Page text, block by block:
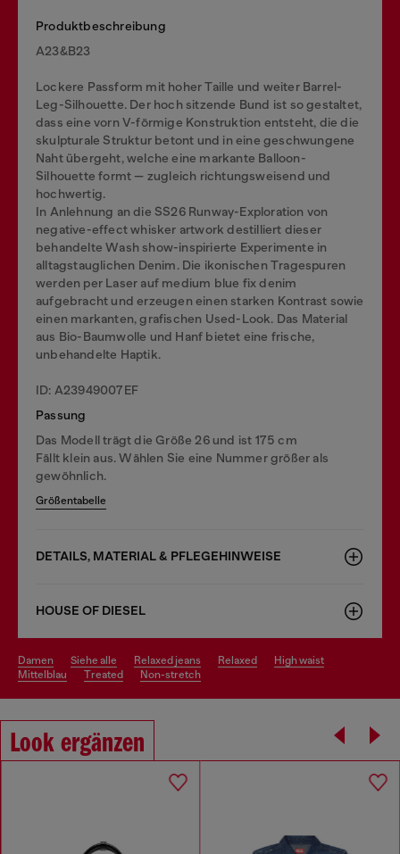
Produktbeschreibung
A23&B23
Lockere Passform mit hoher Taille und weiter Barrel-
Leg-Silhouette. Der hoch sitzende Bund ist so gestaltet,
dass eine vorn V-förmige Konstruktion entsteht, die die
skulpturale Struktur betont und in eine geschwungene
Naht übergeht, welche eine markante Balloon-
Silhouette formt — zugleich richtungsweisend und
hochwertig.
In Anlehnung an die SS26 Runway-Exploration von
negative-effect whisker artwork destilliert dieser
behandelte Wash show-inspirierte Experimente in
alltagstauglichen Denim. Die ikonischen Tragespuren
werden per Laser auf medium blue fix denim
aufgebracht und erzeugen einen starken Kontrast sowie
einen markanten, grafischen Used-Look. Das Material
aus Bio-Baumwolle und Hanf bietet eine frische,
unbehandelte Haptik.
ID: A23949007EF
Passung
Das Modell trägt die Größe 26 und ist 175 cm
Fällt klein aus. Wählen Sie eine Nummer größer als
gewöhnlich.
Größentabelle
DETAILS, MATERIAL & PFLEGEHINWEISE
HOUSE OF DIESEL
damen siehe alle relaxed jeans relaxed
high waist
mittelblau
treated non-stretch
Look ergänzen